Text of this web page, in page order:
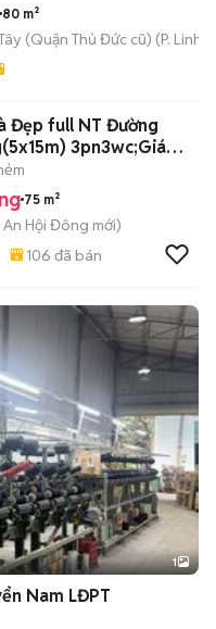
80 m²
(Quận Thủ Đức cũ) (P. Linh
Đẹp full NT Đường
3pn3wc;Giá
75 m²
An Hội Đông mới)
106 đã bán
1
Nam LĐPT